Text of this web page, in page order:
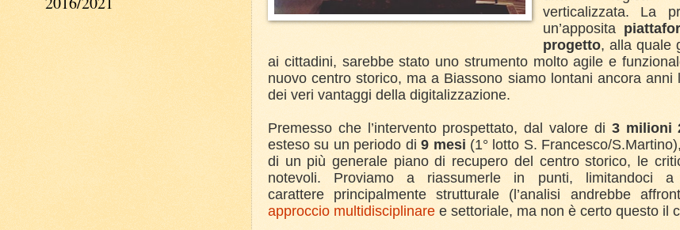
verticalizzata. La
un’apposita
progetto, alla quale
ai cittadini, sarebbe stato uno strumento molto agile e
nuovo centro storico, ma a Biassono siamo lontani ancora anni
dei veri vantaggi della digitalizzazione.
Premesso che l’intervento prospettato, dal valore di 3 milioni
esteso su un periodo di9 mesi (1° lotto S. Francesco/
di un più generale piano di recupero del centro storico, le
notevoli. Proviamo a riassumerle in punti, limitandoci a
carattere
principalmente strutturale (l’analisi andrebbe
approccio multidisciplinare e settoriale, ma non è certo questo il